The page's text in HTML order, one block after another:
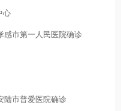
心
感市第一人民医院确诊
陆市普爱医院确诊